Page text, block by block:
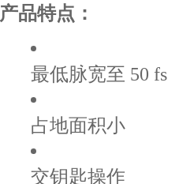
产品特点：
最低脉宽至 50 fs
占地面积小
交钥匙操作